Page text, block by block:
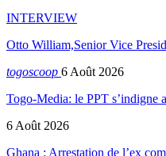
INTERVIEW
Otto William,Senior Vice
togoscoop 6 Août 2026
Togo-Media: le PPT s’indigne
6 Août 2026
Ghana : Arrestation de l’ex